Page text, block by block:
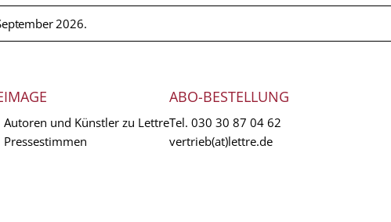
2026.
IMAGE
Autoren und Künstler zu Lettre
Pressestimmen
ABO-BESTELLUNG
Tel. 030 30 87 04 62
vertrieb(at)lettre.de